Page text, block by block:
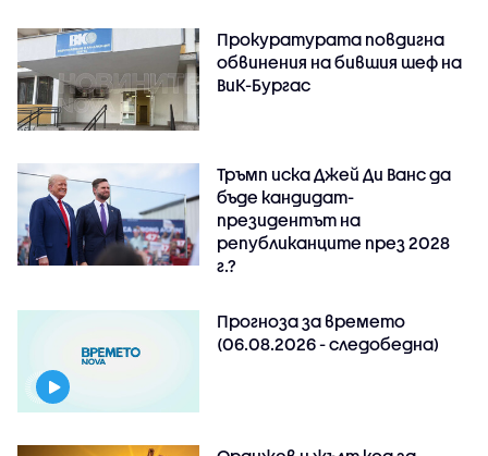
Прокуратурата повдигна
обвинения на бившия шеф на
ВиК-Бургас
Тръмп иска Джей Ди Ванс да
бъде кандидат-
президентът на
републиканците през 2028
г.?
Прогноза за времето
(06.08.2026 - следобедна)